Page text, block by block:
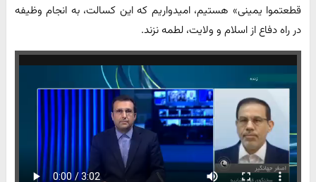
قطعتموا یمینی» هستیم، امیدواریم که این کسالت، به انجام وظیفه
در راه دفاع از اسلام و ولایت، لطمه نزند.